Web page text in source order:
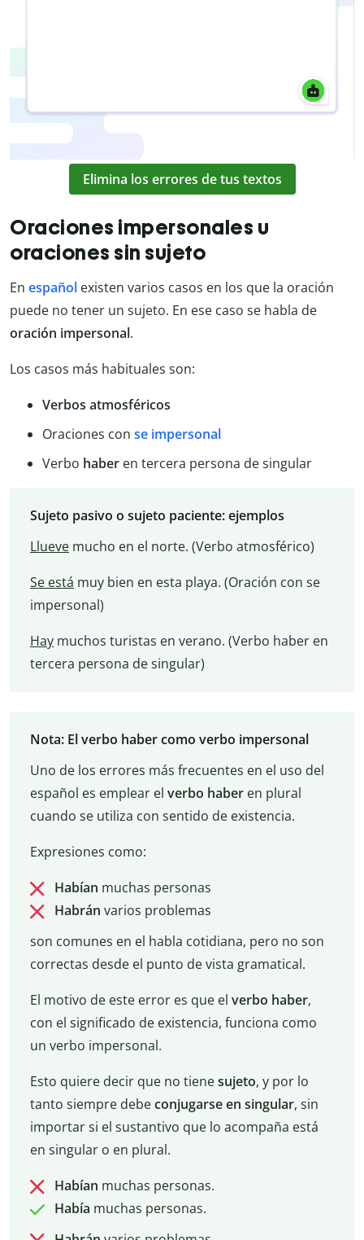
Elimina los errores de tus textos
Oraciones impersonales u
oraciones sin sujeto
En español existen varios casos en los que la oración
puede no tener un sujeto. En ese caso se habla de
oración impersonal.
Los casos más habituales son:
Verbos atmosféricos
Oraciones con se impersonal
Verbo haber en tercera persona de singular
Sujeto pasivo o sujeto paciente: ejemplos
Lluevemucho en el norte. (Verbo atmosférico)
Se está muy bien en esta playa. (Oración con se
impersonal)
Haymuchos turistas en verano. (Verbo haber en
tercera persona de singular)
Nota: El verbo haber como verbo impersonal
Uno de los errores más frecuentes en el uso del
español es emplear el verbo haber en plural
cuando se utiliza con sentido de existencia.
Expresiones como:
Habían muchas personas
Habrán varios problemas
son comunes en el habla cotidiana, pero no son
correctas desde el punto de vista gramatical.
El motivo de este error es que el verbo haber,
con el significado de existencia, funciona como
un verbo impersonal.
Esto quiere decir que no tienesujeto, y por lo
tanto siempre debeconjugarse en singular, sin
importar si el sustantivo que lo acompaña está
en singular o en plural.
Habían muchas personas.
Había muchas personas.